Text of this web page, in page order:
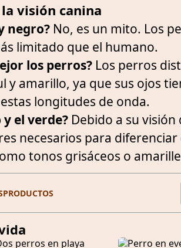
visión canina
negro? No, es un mito. Los
limitado que el humano.
los perros? Los perros
y amarillo, ya que sus ojos
longitudes de onda.
el verde? Debido a su
necesarios para diferenciar
tonos grisáceos o
PRODUCTOS